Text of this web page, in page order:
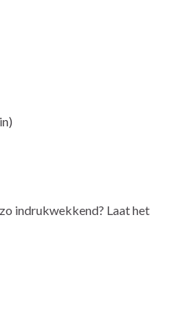
indrukwekkend? Laat het